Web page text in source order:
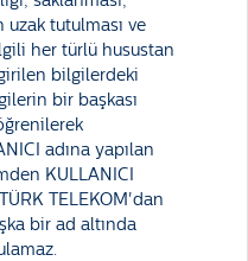
tutulması ve
her türlü husustan
bilgilerdeki
bir başkası
adına yapılan
KULLANICI
TELEKOM'dan
bir ad altında